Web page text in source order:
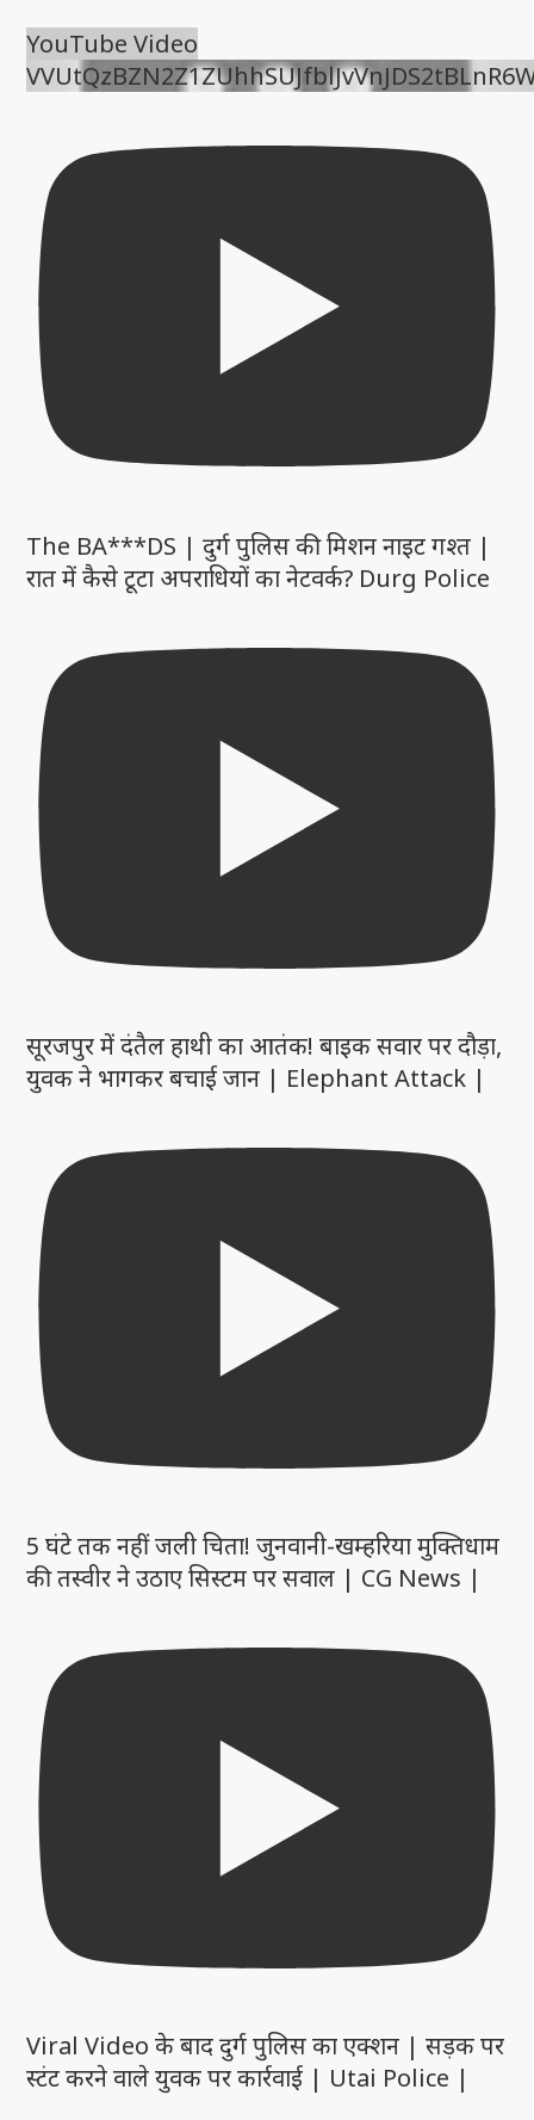
YouTube Video
The BA***DS | दुर्ग पुलिस की मिशन नाइट गश्त |
रात में कैसे टूटा अपराधियों का नेटवर्क? Durg Police
सूरजपुर में दंतैल हाथी का आतंक! बाइक सवार पर दौड़ा,
युवक ने भागकर बचाई जान | Elephant Attack |
5 घंटे तक नहीं जली चिता! जुनवानी-खम्हरिया मुक्तिधाम
की तस्वीर ने उठाए सिस्टम पर सवाल | CG News |
Viral Video के बाद दुर्ग पुलिस का एक्शन | सड़क पर
स्टंट करने वाले युवक पर कार्रवाई | Utai Police |